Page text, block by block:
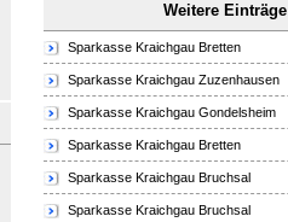
Weitere Einträge
Sparkasse Kraichgau Bretten
Sparkasse Kraichgau Zuzenhausen
Sparkasse Kraichgau Gondelsheim
Sparkasse Kraichgau Bretten
Sparkasse Kraichgau Bruchsal
Sparkasse Kraichgau Bruchsal